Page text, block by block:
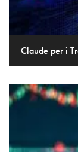
Claude per i